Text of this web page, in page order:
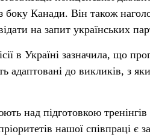
боку Канади. Він також
на запит українських
в Україні зазначила, що
адаптовані до викликів, з
над підготовкою тренінгів
нашої співпраці є